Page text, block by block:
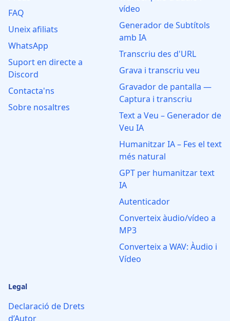
FAQ
Uneix afiliats
WhatsApp
Suport en directe a
Discord
Contacta'ns
Sobre nosaltres
vídeo
Generador de Subtítols
amb IA
Transcriu des d'URL
Grava i transcriu veu
Gravador de pantalla —
Captura i transcriu
Text a Veu – Generador de
Veu IA
Humanitzar IA – Fes el text
més natural
GPT per humanitzar text
IA
Autenticador
Converteix àudio/vídeo a
MP3
Converteix a WAV: Àudio i
Vídeo
Legal
Declaració de Drets
d’Autor